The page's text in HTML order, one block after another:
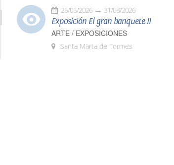
26/06/2026 31/08/2026
Exposición El gran banquete II
ARTE / EXPOSICIONES
Santa Marta de Tormes